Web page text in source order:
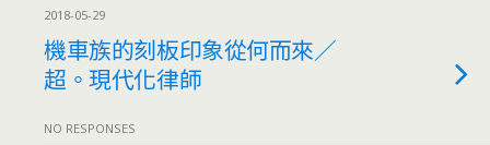
2018-05-29
機車族的刻板印象從何而來／
超。現代化律師
NO RESPONSES